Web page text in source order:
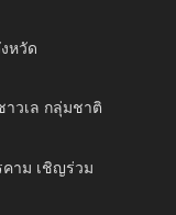
หวัด
วเล กลุ่มชาติ
าม เชิญร่วม